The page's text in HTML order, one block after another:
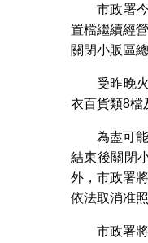
市政署
置檔繼續經
關閉小販區
受昨晚
衣百貨類8檔
為盡可
結束後關閉
外，市政署
依法取消准照
市政署